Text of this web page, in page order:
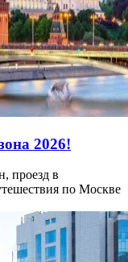
2026!
проезд в
по Москве